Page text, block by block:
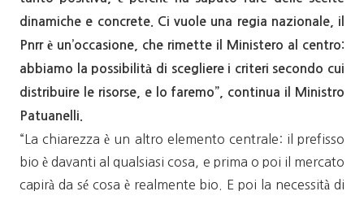
dinamiche e concrete. Ci vuole una regia nazionale, il
Pnrr è un’occasione, che rimette il Ministero al centro:
abbiamo la possibilità di scegliere i criteri secondo cui
distribuire le risorse, e lo faremo”, continua il Ministro
Patuanelli.
“La chiarezza è un altro elemento centrale: il prefisso
bio è davanti al qualsiasi cosa, e prima o poi il mercato
capirà da sé cosa è realmente bio. E poi la necessità di